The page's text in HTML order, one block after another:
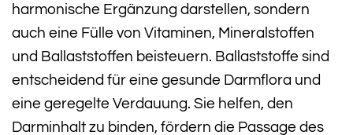
harmonische Ergänzung darstellen, sondern
auch eine Fülle von Vitaminen, Mineralstoffen
und Ballaststoffen beisteuern. Ballaststoffe sind
entscheidend für eine gesunde Darmflora und
eine geregelte Verdauung. Sie helfen, den
Darminhalt zu binden, fördern die Passage des